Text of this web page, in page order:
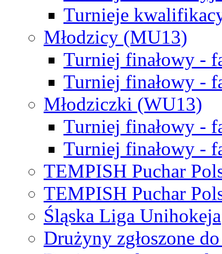
Turnieje
Młodzicy (MU13)
Turniej finałowy -
Turniej finałowy -
Młodziczki (WU13)
Turniej finałowy -
Turniej finałowy -
TEMPISH Puchar
TEMPISH Puchar
Śląska Liga Unihokeja
Drużyny zgłoszone